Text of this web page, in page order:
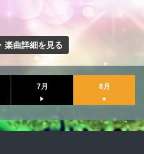
楽曲詳細を見る
7月 8月